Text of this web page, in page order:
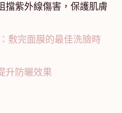
擋紫外線傷害，保護肌膚
敷完面膜的最佳洗臉時
升防曬效果